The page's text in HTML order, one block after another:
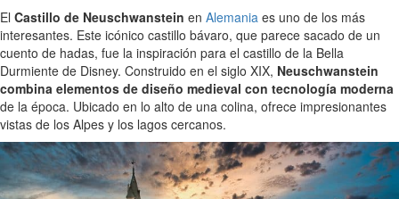
El Castillo de Neuschwanstein en Alemania es uno de los más
interesantes. Este icónico castillo bávaro, que parece sacado de un
cuento de hadas, fue la inspiración para el castillo de la Bella
Durmiente de Disney. Construido en el siglo XIX, Neuschwanstein
combina elementos de diseño medieval con tecnología moderna
de la época. Ubicado en lo alto de una colina, ofrece impresionantes
vistas de los Alpes y los lagos cercanos.